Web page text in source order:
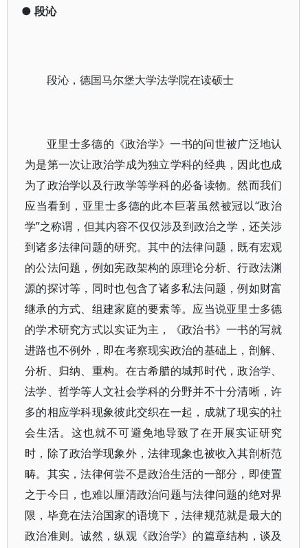
● 段沁
段沁，德国马尔堡大学法学院在读硕士
亚里士多德的《政治学》一书的问世被广泛地认
为是第一次让政治学成为独立学科的经典，因此也成
为了政治学以及行政学等学科的必备读物。然而我们
应当看到，亚里士多德的此本巨著虽然被冠以“政治
学”之称谓，但其内容不仅仅涉及到政治之学，还关涉
到诸多法律问题的研究。其中的法律问题，既有宏观
的公法问题，例如宪政架构的原理论分析、行政法渊
源的探讨等，同时也包含了诸多私法问题，例如财富
继承的方式、组建家庭的要素等。应当说亚里士多德
的学术研究方式以实证为主，《政治书》一书的写就
进路也不例外，即在考察现实政治的基础上，剖解、
分析、归纳、重构。在古希腊的城邦时代，政治学、
法学、哲学等人文社会学科的分野并不十分清晰，许
多的相应学科现象彼此交织在一起，成就了现实的社
会生活。这也就不可避免地导致了在开展实证研究
时，除了政治学现象外，法律现象也被收入其剖析范
畴。其实，法律何尝不是政治生活的一部分，即使置
之于今日，也难以厘清政治问题与法律问题的绝对界
限，毕竟在法治国家的语境下，法律规范就是最大的
政治准则。诚然，纵观《政治学》的篇章结构，谈及